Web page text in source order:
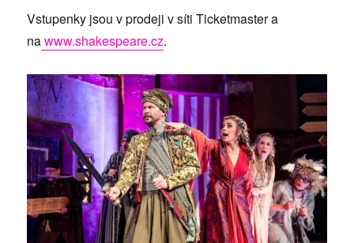
Vstupenky jsou v prodeji v síti Ticketmaster a
nawww.shakespeare.cz.